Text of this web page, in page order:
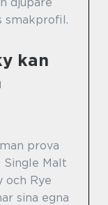
smakprofil.
kan
prova
Single Malt
och Rye
sina egna